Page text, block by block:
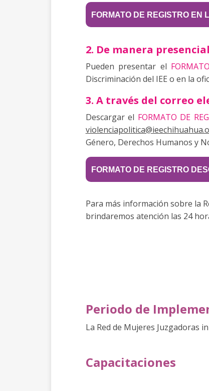
FORMATO DE REGISTRO EN
2. De manera
Pueden presentar el
Discriminación del IEE o en la
3. A través del correo
Descargar el FORMATO DE
Género, Derechos Humanos y
FORMATO DE REGISTRO
Para más información sobre la
brindaremos atención las 24
Periodo de
La Red de Mujeres Juzgadoras
Capacitaciones